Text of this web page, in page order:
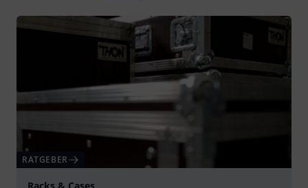
RATGEBER